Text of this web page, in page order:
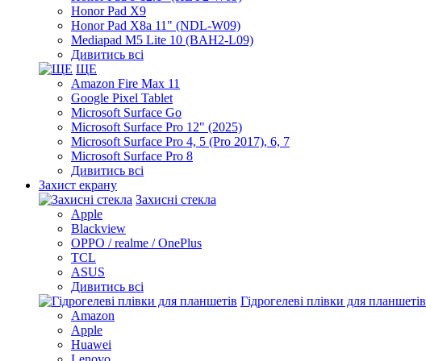
Honor Pad X9
Honor Pad X8a 11" (NDL-W09)
Mediapad M5 Lite 10 (BAH2-L09)
Дивитись всі
ЩЕ
Amazon Fire Max 11
Google Pixel Tablet
Microsoft Surface Go
Microsoft Surface Pro 12" (2025)
Microsoft Surface Pro 4, 5 (Pro 2017), 6, 7
Microsoft Surface Pro 8
Дивитись всі
Захист екрану
Захисні стекла
Apple
Blackview
OPPO / realme / OnePlus
TCL
ASUS
Дивитись всі
Гідрогелеві плівки для планшетів
Amazon
Apple
Huawei